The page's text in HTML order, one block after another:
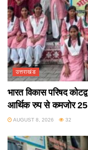
उत्तराखंड
भारत विकास परिषद
आर्थिक रुप से कमजोर 25
AUGUST 8, 2026 32